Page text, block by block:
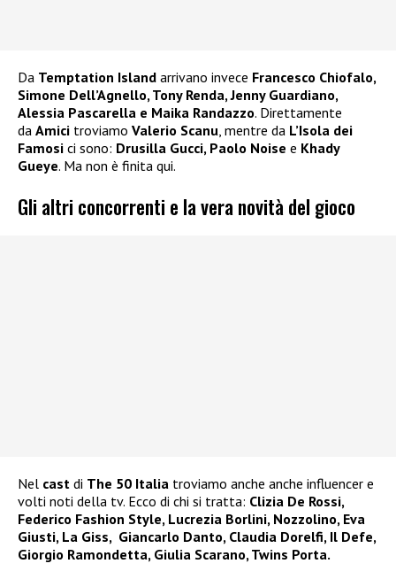
Da Temptation Island arrivano invece Francesco Chiofalo,
Simone Dell’Agnello, Tony Renda, Jenny Guardiano,
Alessia Pascarella e Maika Randazzo. Direttamente
da Amici troviamo Valerio Scanu, mentre da L’Isola dei
Famosi ci sono: Drusilla Gucci, Paolo Noise e Khady
Gueye. Ma non è finita qui.
Gli altri concorrenti e la vera novità del gioco
Nel cast di The 50 Italia troviamo anche anche influencer e
volti noti della tv. Ecco di chi si tratta: Clizia De Rossi,
Federico Fashion Style, Lucrezia Borlini, Nozzolino, Eva
Giusti, La Giss, Giancarlo Danto, Claudia Dorelfi, Il Defe,
Giorgio Ramondetta, Giulia Scarano, Twins Porta.